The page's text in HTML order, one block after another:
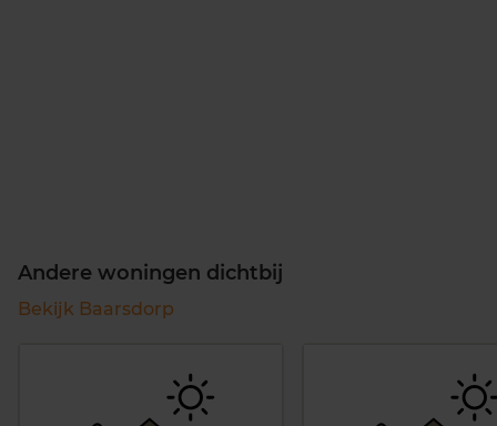
Andere woningen dichtbij
Bekijk Baarsdorp